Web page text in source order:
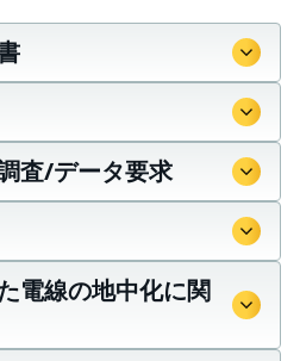
査/データ要求
電線の地中化に関